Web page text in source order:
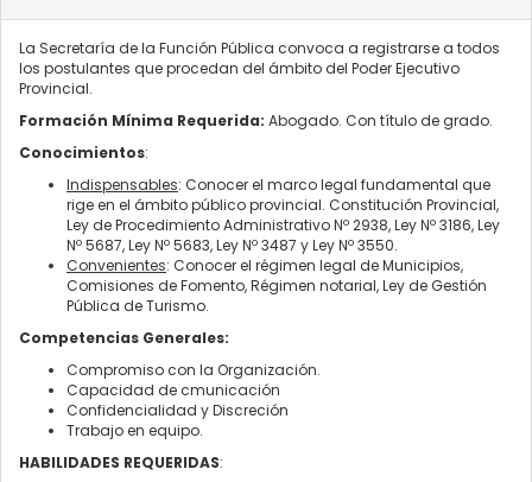
La Secretaría de la Función Pública convoca a registrarse a todos
los postulantes que procedan del ámbito del Poder Ejecutivo
Provincial.
Formación Mínima Requerida: Abogado. Con título de grado.
Conocimientos:
Indispensables: Conocer el marco legal fundamental que
rige en el ámbito público provincial. Constitución Provincial,
Ley de Procedimiento Administrativo Nº 2938, Ley Nº 3186, Ley
Nº 5687, Ley Nº 5683, Ley Nº 3487 y Ley Nº 3550.
Convenientes: Conocer el régimen legal de Municipios,
Comisiones de Fomento, Régimen notarial, Ley de Gestión
Pública de Turismo.
Competencias Generales:
Compromiso con la Organización.
Capacidad de cmunicación
Confidencialidad y Discreción
Trabajo en equipo.
HABILIDADES REQUERIDAS: